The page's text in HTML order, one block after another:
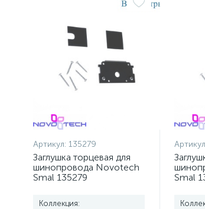
Артикул: 135279
Заглушка торцевая для
шинопровода Novotech
Smal 135279
Коллекция:
Smal